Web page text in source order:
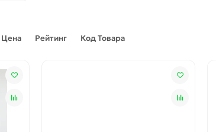
Цена Рейтинг Код Товара